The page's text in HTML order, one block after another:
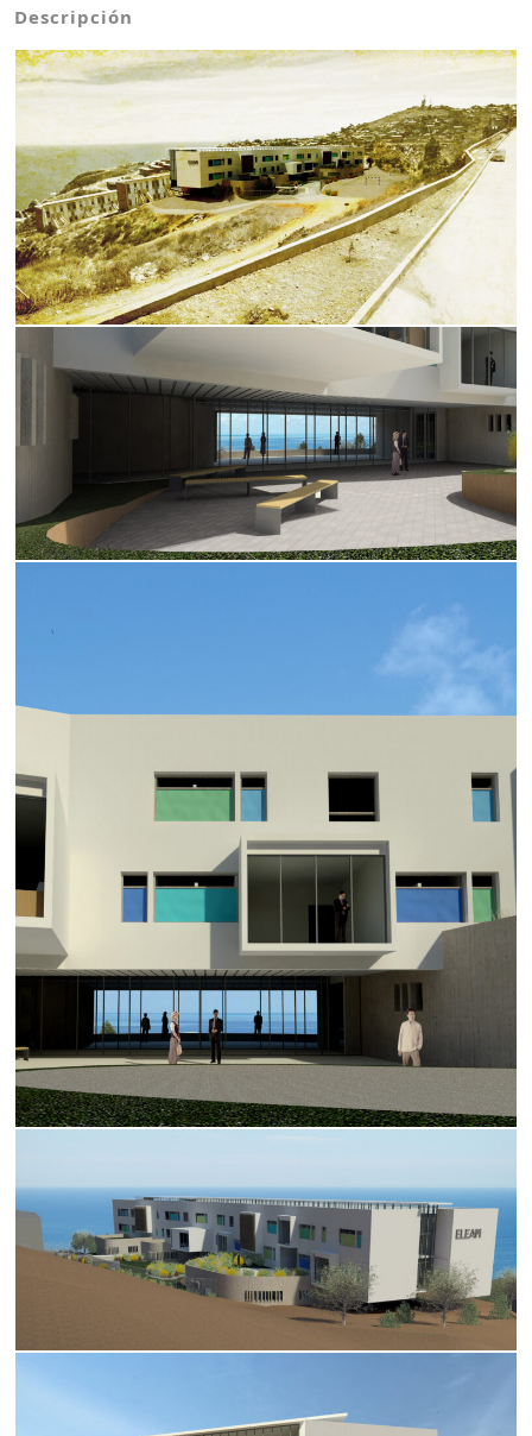
Descripción